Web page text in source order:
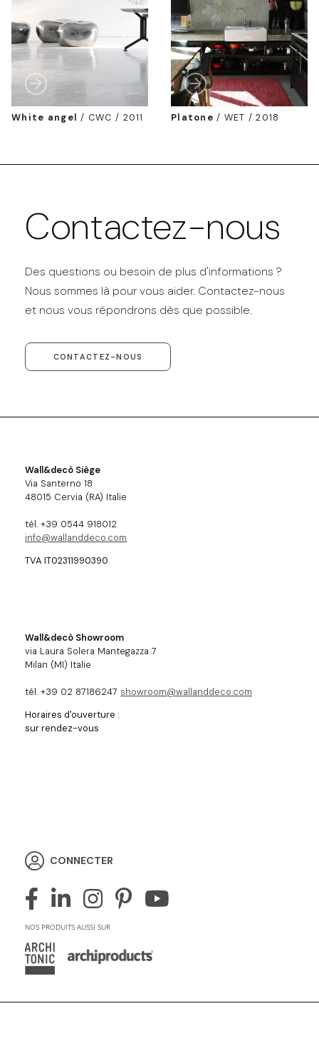
White angel / CWC / 2011 Platone / WET / 2018
Contactez-nous
Des questions ou besoin de plus d'informations ?
Nous sommes là pour vous aider. Contactez-nous
et nous vous répondrons dès que possible.
CONTACTEZ-NOUS
Wall&decò Siège
Via Santerno 18
48015 Cervia (RA) Italie
tél. +39 0544 918012
info@wallanddeco.com
TVA IT02311990390
Wall&decò Showroom
via Laura Solera Mantegazza 7
Milan (MI) Italie
tél. +39 02 87186247 showroom@wallanddeco.com
Horaires d'ouverture :
sur rendez-vous
CONNECTER
NOS PRODUITS AUSSI SUR